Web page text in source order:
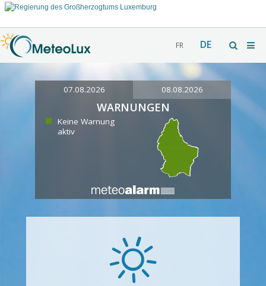
FR DE
07.08.2026 08.08.2026
WARNUNGEN
Keine Warnung
aktiv